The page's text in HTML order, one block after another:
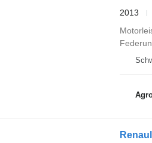
2013